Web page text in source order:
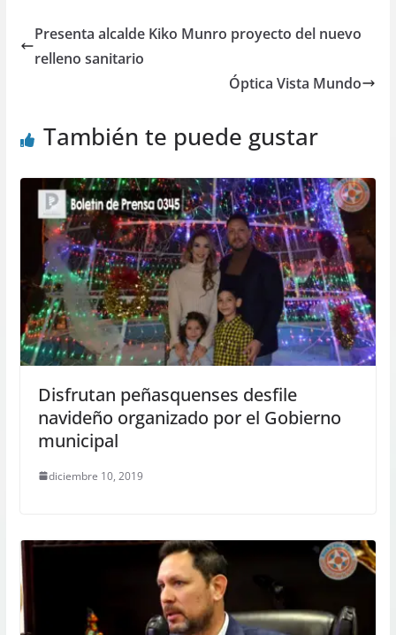
Presenta alcalde Kiko Munro proyecto del nuevo
relleno sanitario
Óptica Vista Mundo
También te puede gustar
Disfrutan peñasquenses desfile
navideño organizado por el Gobierno
municipal
diciembre 10, 2019